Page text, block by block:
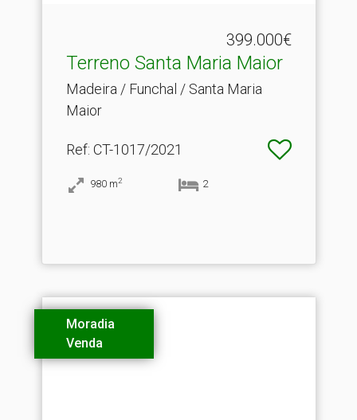
399.000€
Terreno Santa Maria Maior
Madeira / Funchal / Santa Maria
Maior
Ref: CT-1017/2021
980 m2 2
Moradia
Venda